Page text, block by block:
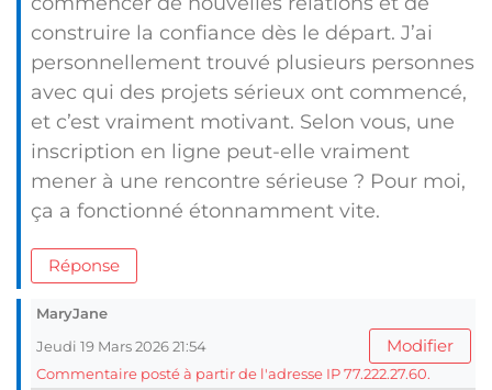
construire la confiance dès le départ. J’ai
personnellement trouvé plusieurs personnes
avec qui des projets sérieux ont commencé,
et c’est vraiment motivant. Selon vous, une
inscription en ligne peut-elle vraiment
mener à une rencontre sérieuse ? Pour moi,
ça a fonctionné étonnamment vite.
Réponse
MaryJane
Jeudi 19 Mars 2026 21:54
Modifier
Commentaire posté à partir de l'adresse IP 77.222.27.60.